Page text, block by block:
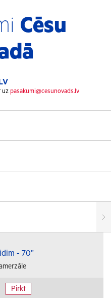
Cēsu
uz pasakumi@cesunovads.lv
- 70”
Pirkt